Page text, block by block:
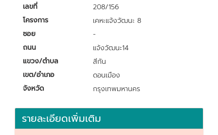
เลขที่
208/156
โครงการ
เคหะแจ้งวัฒนะ 8
ซอย
-
ถนน
แจ้งวัฒนะ14
แขวง/ตำบล
สีกัน
เขต/อำเภอ
ดอนเมือง
จังหวัด
กรุงเทพมหานคร
รายละเอียดเพิ่มเติม